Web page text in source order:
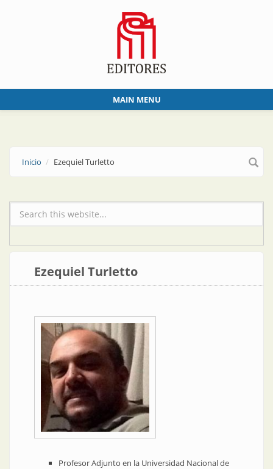
MAIN MENU
Inicio Ezequiel Turletto
Formulario de búsqueda
Ezequiel Turletto
Profesor Adjunto en la Universidad Nacional de